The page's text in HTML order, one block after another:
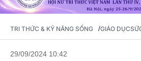
TRI THỨC & KỸ NĂNG SỐNG /GIÁO DỤC
29/09/2024 10:42